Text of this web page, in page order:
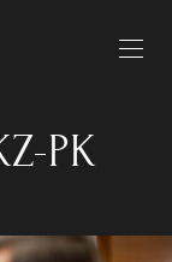
PK